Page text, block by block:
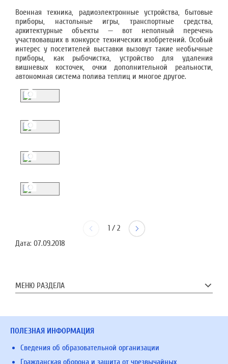
Военная техника, радиоэлектронные устройства, бытовые
приборы, настольные игры, транспортные средства,
архитектурные объекты — вот неполный перечень
участвовавших в конкурсе технических изобретений. Особый
интерес у посетителей выставки вызовут такие необычные
приборы, как рыбочистка, устройство для удаления
вишневых косточек, очки дополнительной реальности,
автономная система полива теплиц и многое другое.
1 / 2
Дата: 07.09.2018
МЕНЮ РАЗДЕЛА
ПОЛЕЗНАЯ ИНФОРМАЦИЯ
Сведения об образовательной организации
Гражданская оборона и защита от чрезвычайных